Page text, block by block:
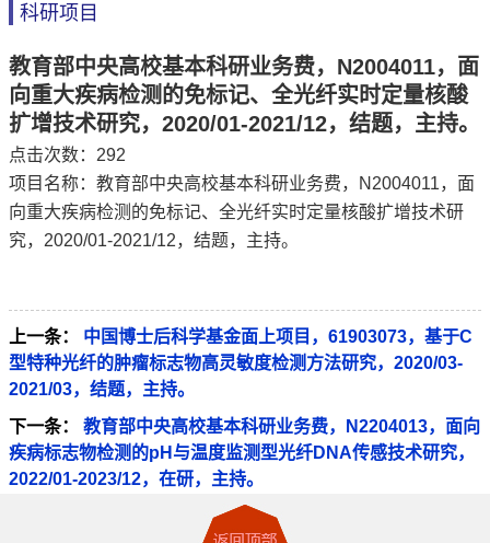
科研项目
教育部中央高校基本科研业务费，N2004011，面
向重大疾病检测的免标记、全光纤实时定量核酸
扩增技术研究，2020/01-2021/12，结题，主持。
点击次数： 292
项目名称：教育部中央高校基本科研业务费，N2004011，面
向重大疾病检测的免标记、全光纤实时定量核酸扩增技术研
究，2020/01-2021/12，结题，主持。
上一条：
中国博士后科学基金面上项目，61903073，基于C
型特种光纤的肿瘤标志物高灵敏度检测方法研究，2020/03-
2021/03，结题，主持。
下一条：
教育部中央高校基本科研业务费，N2204013，面向
疾病标志物检测的pH与温度监测型光纤DNA传感技术研究，
2022/01-2023/12，在研，主持。